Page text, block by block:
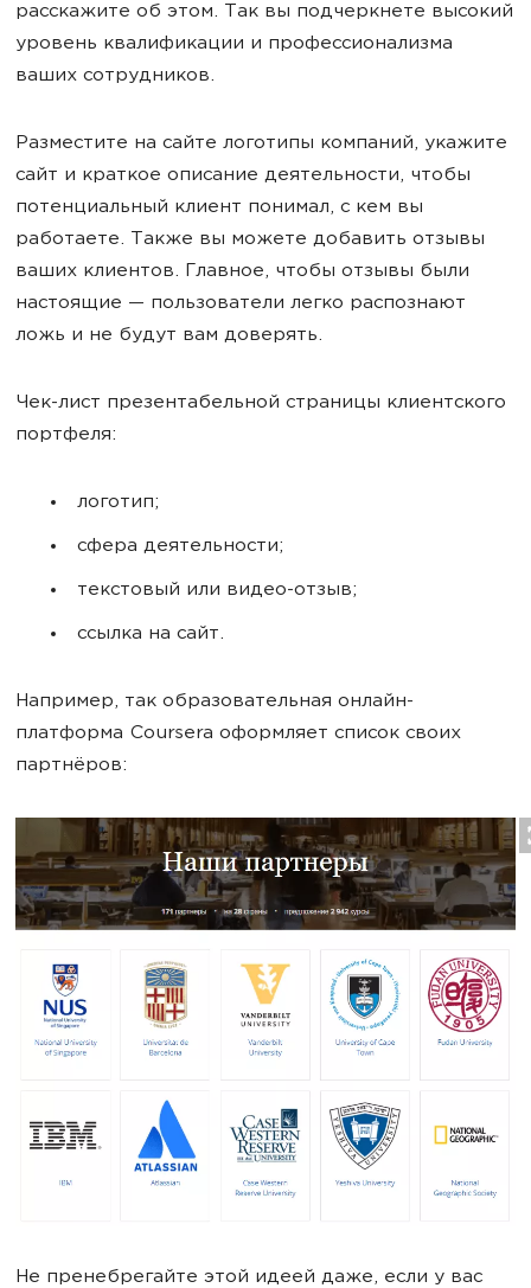
расскажите об этом. Так вы подчеркнете высокий
уровень квалификации и профессионализма
ваших сотрудников.
Разместите на сайте логотипы компаний, укажите
сайт и краткое описание деятельности, чтобы
потенциальный клиент понимал, с кем вы
работаете. Также вы можете добавить отзывы
ваших клиентов. Главное, чтобы отзывы были
настоящие — пользователи легко распознают
ложь и не будут вам доверять.
Чек-лист презентабельной страницы клиентского
портфеля:
логотип;
сфера деятельности;
текстовый или видео-отзыв;
ссылка на сайт.
Например, так образовательная онлайн-
платформа Coursera оформляет список своих
партнёров:
Не пренебрегайте этой идеей даже, если у вас